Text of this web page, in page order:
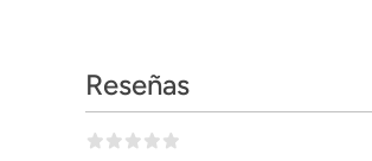
Reseñas